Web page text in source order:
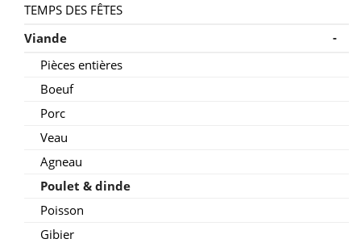
TEMPS DES FÊTES
Viande
-
Pièces entières
Boeuf
Porc
Veau
Agneau
Poulet & dinde
Poisson
Gibier